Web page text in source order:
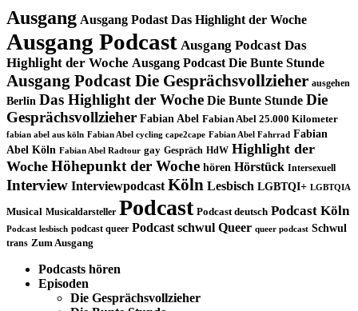
Ausgang Ausgang Podast Das Highlight der Woche
Ausgang Podcast Ausgang Podcast Das
Highlight der Woche Ausgang Podcast Die Bunte Stunde
Ausgang Podcast Die Gesprächsvollzieher ausgehen
Berlin Das Highlight der Woche Die Bunte Stunde Die
Gesprächsvollzieher Fabian Abel Fabian Abel 25.000 Kilometer
fabian abel aus köln Fabian Abel cycling cape2cape Fabian Abel Fahrrad Fabian
Abel Köln Fabian Abel Radtour gay Gespräch HdW Highlight der
Woche Höhepunkt der Woche hören Hörstück Intersexuell
Interview Interviewpodcast Köln Lesbisch LGBTQI+ LGBTQIA
Musical Musicaldarsteller Podcast Podcast deutsch Podcast Köln
Podcast lesbisch podcast queer Podcast schwul Queer queer podcast Schwul
trans Zum Ausgang
Podcasts hören
Episoden
Die Gesprächsvollzieher